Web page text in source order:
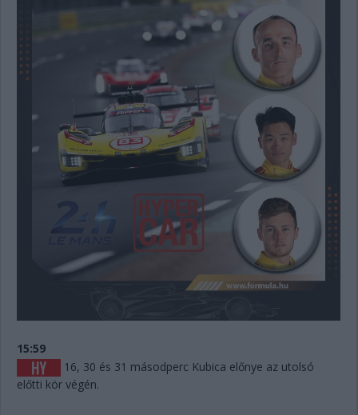
15:59
16, 30 és 31 másodperc Kubica előnye az utolsó
előtti kör végén.